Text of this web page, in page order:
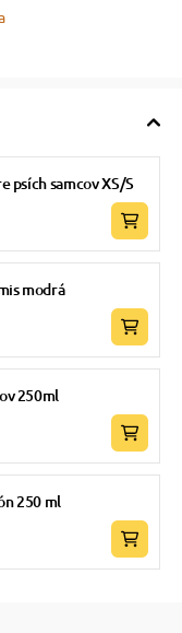
psích samcov XS/S
modrá
250ml
250 ml